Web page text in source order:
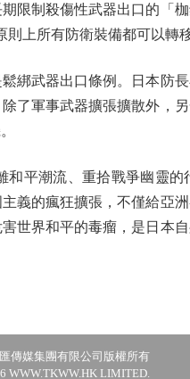
限制殺傷性武器出口的「
上所有防衛裝備都可以轉移
武器出口條例。日本防
了軍事武器擴張擴散外，
潮流、重拾戰爭幽靈的
義的瘋狂擴張，不僅給亞
世界和平的毒瘤，是日本
傳媒集團有限公司版權所有
WWW.TKWW.HK LIMITED.